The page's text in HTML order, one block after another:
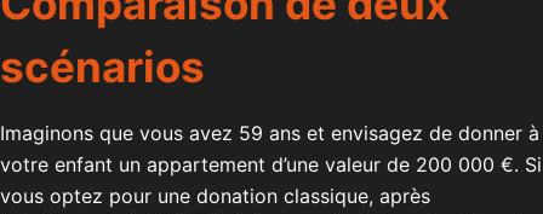
scénarios
Imaginons que vous avez 59 ans et envisagez de donner à
votre enfant un appartement d’une valeur de 200 000 €. Si
vous optez pour une donation classique, après